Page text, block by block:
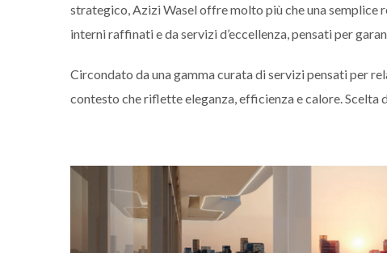
strategico, Azizi Wasel offre molto più che una semplice
interni raffinati e da servizi d’eccellenza, pensati per
Circondato da una gamma curata di servizi pensati per
contesto che riflette eleganza, efficienza e calore.